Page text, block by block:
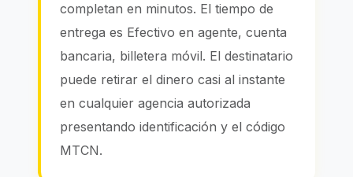
completan en minutos. El tiempo de
entrega es Efectivo en agente, cuenta
bancaria, billetera móvil. El destinatario
puede retirar el dinero casi al instante
en cualquier agencia autorizada
presentando identificación y el código
MTCN.